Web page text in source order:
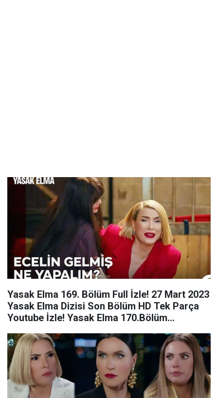
Yasak Elma 169. Bölüm Full İzle! 27 Mart 2023
Yasak Elma Dizisi Son Bölüm HD Tek Parça
Youtube İzle! Yasak Elma 170.Bölüm